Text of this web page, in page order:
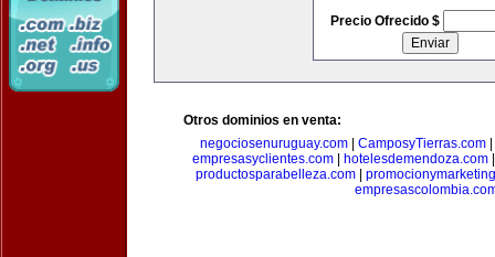
Precio Ofrecido $
Otros dominios en venta:
negociosenuruguay.com
CamposyTierras.com
empresasyclientes.com
hotelesdemendoza.com
productosparabelleza.com